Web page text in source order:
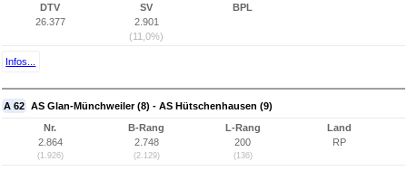
DTV
26.377
SV
2.901
(11,0%)
BPL
Infos...
A 62 AS Glan-Münchweiler (8) - AS Hütschenhausen (9)
Nr.
2.864
(1.926)
B-Rang
2.748
(2.129)
L-Rang
200
(136)
Land
RP